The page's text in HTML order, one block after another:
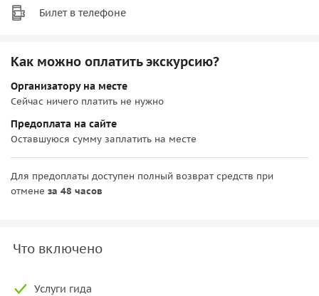
Билет в телефоне
Как можно оплатить экскурсию?
Организатору на месте
Сейчас ничего платить не нужно
Предоплата на сайте
Оставшуюся сумму заплатить на месте
Для предоплаты доступен полный возврат средств при
отмене за 48 часов
Что включено
Услуги гида